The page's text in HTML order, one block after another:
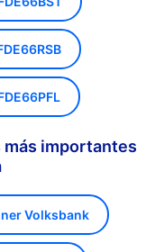
más importantes
Volksbank